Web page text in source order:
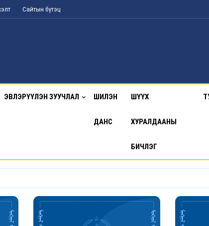
Сайтын бүтэц
ЭВЛЭРҮҮЛЭН ЗУУЧЛАЛ ШИЛЭН
ДАНС
ШҮҮХ
ХУРАЛДААНЫ
БИЧЛЭГ